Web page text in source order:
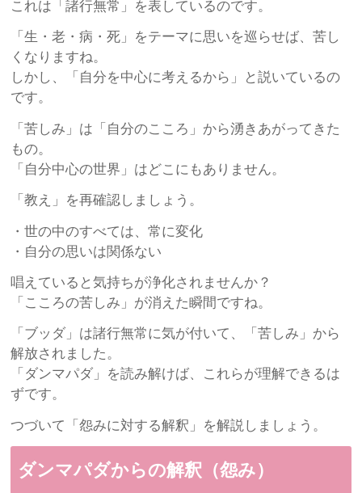
これは「諸行無常」を表しているのです。
「生・老・病・死」をテーマに思いを巡らせば、苦し
くなりますね。
しかし、「自分を中心に考えるから」と説いているの
です。
「苦しみ」は「自分のこころ」から湧きあがってきた
もの。
「自分中心の世界」はどこにもありません。
「教え」を再確認しましょう。
・世の中のすべては、常に変化
・自分の思いは関係ない
唱えていると気持ちが浄化されませんか？
「こころの苦しみ」が消えた瞬間ですね。
「ブッダ」は諸行無常に気が付いて、「苦しみ」から
解放されました。
「ダンマパダ」を読み解けば、これらが理解できるは
ずです。
つづいて「怨みに対する解釈」を解説しましょう。
ダンマパダからの解釈（怨み）